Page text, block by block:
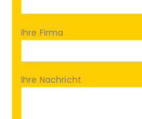
Ihre Firma
Ihre Nachricht